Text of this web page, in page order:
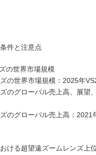
件と注意点
の世界市場規模
の世界市場規模：2025年
のグローバル売上高、展望
のグローバル売上高：2021
ける超望遠ズームレンズ上